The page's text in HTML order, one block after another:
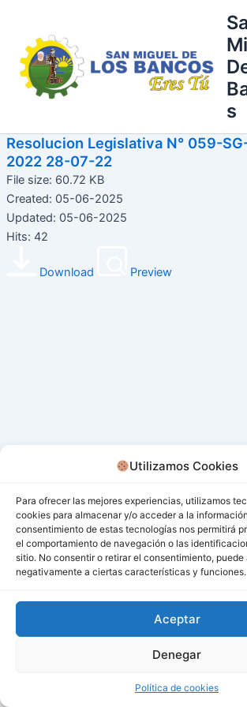
Utilizamos Cookies
Para ofrecer las mejores experiencias, utilizamos
cookies para almacenar y/o acceder a la
consentimiento de estas tecnologías nos permitirá
el comportamiento de navegación o las
sitio. No consentir o retirar el consentimiento,
negativamente a ciertas características y funciones.
Aceptar
Denegar
Política de cookies
contenido
s
Resolucion Legislativa N° 059-
2022 28-07-22
File size: 60.72 KB
Created: 05-06-2025
Updated: 05-06-2025
Hits: 42
Download Preview
Todos los derechos © 2026 San Miguel